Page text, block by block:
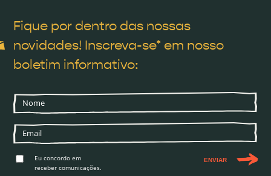
Fique por dentro das nossas
novidades! Inscreva-se* em nosso
boletim informativo:
Eu concordo em
receber comunicações.
ENVIAR